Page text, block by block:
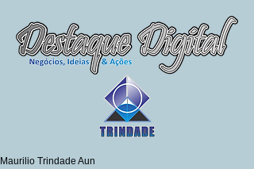
Maurilio Trindade Aun